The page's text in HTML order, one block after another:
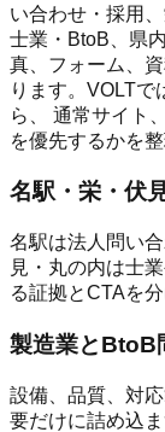
い合わせ・採用
士業・BtoB、県
真、フォーム、
ります。VOLT
ら、 通常サイト
を優先するかを整
名駅・栄・伏
名駅は法人問い
見・丸の内は士
る証拠とCTAを分
製造業とBtoB
設備、品質、対
要だけに詰め込